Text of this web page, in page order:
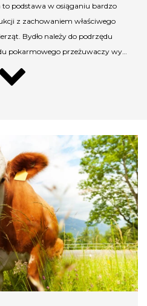
to podstawa w osiąganiu bardzo
z zachowaniem właściwego
Bydło należy do podrzędu
pokarmowego przeżuwaczy wy…